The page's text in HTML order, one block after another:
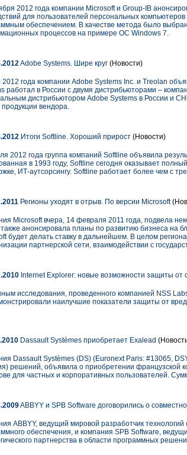
2012 года компании Microsoft и Group-IB
для пользователей персональных
обеспечением. В качестве метода было
процессов на примере ОС Windows 7.
Adobe Systems. Шире круг (Новости)
года компании Adobe Systems Inc. и Treolan
работал в России с двумя дистрибьюторами –
дистрибьютором Adobe Systems в России и
продукции вендора.
Итоги Softline. Хороший прирост (Новости)
2012 года группа компаний Softline объявила
в 1993 году, Softline сегодня оказывает
ИТ-аутсорсингу. Softline работает более чем с
Регионы уходят в отрыв. По версии Microsoft
Microsoft вчера, 14 февраля 2011 года, подвела
также анонсировала планы по развитию бизнеса
будет делать ставку в дальнейшем. В целом
партнерской сети, взаимодействии с
Internet Explorer: новые возможности защиты от
исследования, проведенного компанией NSS
наилучшие показатели защиты от
Dassault Systèmes приобретает Exalead
Dassault Systèmes (DS) (Euronext Paris: #13065,
решений, объявила о приобретении французской
для частных и корпоративных пользователей.
ABBYY и SPB Software договорились о
ABBYY, ведущий мировой разработчик
обеспечения, и компания SPB Software,
партнерства в области программных